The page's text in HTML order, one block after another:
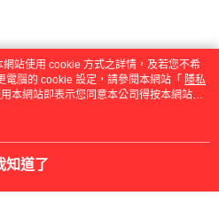
站使用 cookie 方式之詳情，及若您不希
腦的 cookie 設定，請參閱本網站「 隱私
本網站即表示您同意本公司得按本網站使
知道了